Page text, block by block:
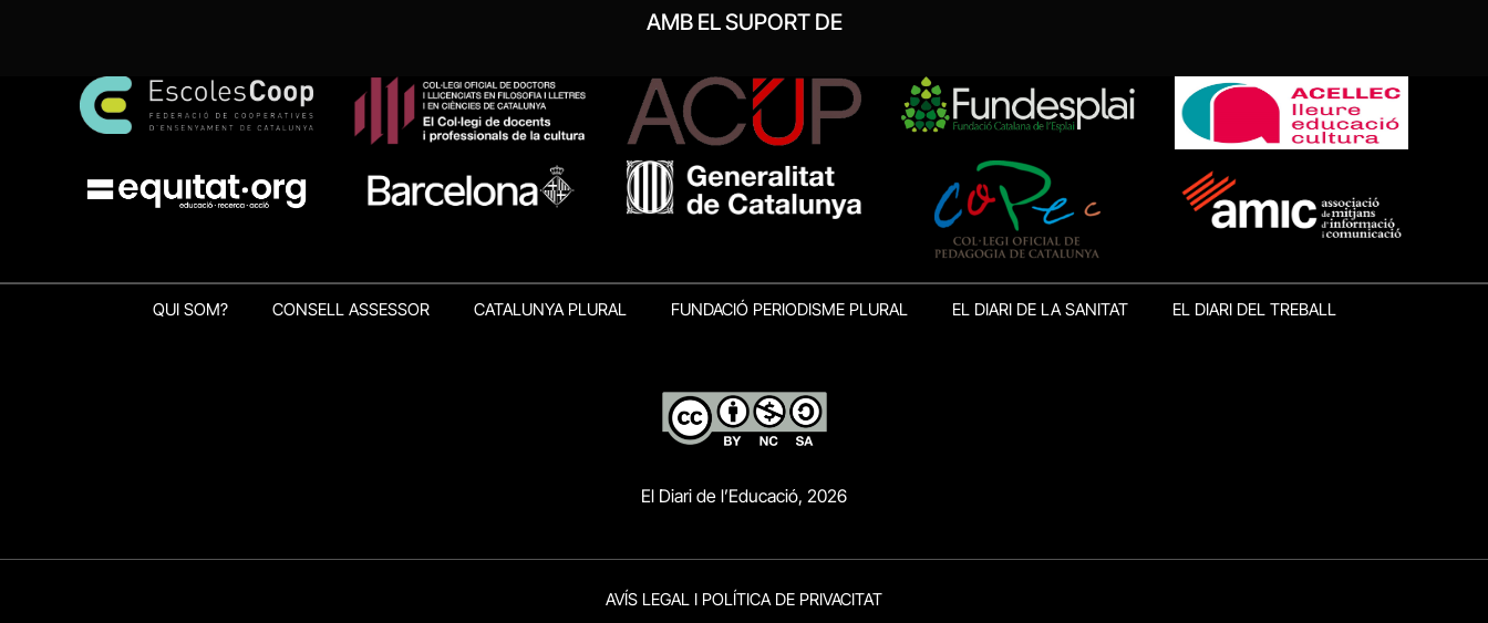
AMB EL SUPORT DE
QUI SOM? CONSELL ASSESSOR CATALUNYA PLURAL FUNDACIÓ PERIODISME PLURAL EL DIARI DE LA SANITAT EL DIARI DEL TREBALL
El Diari de l’Educació, 2026
AVÍS LEGAL I POLÍTICA DE PRIVACITAT